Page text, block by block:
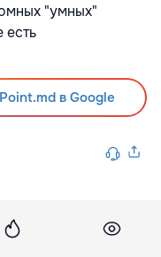
"умных"
есть
в Google